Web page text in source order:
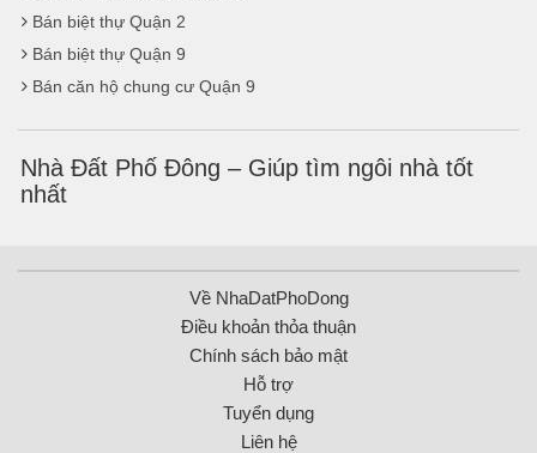
Bán biệt thự Quận 2
Bán biệt thự Quận 9
Bán căn hộ chung cư Quận 9
Nhà Đất Phố Đông – Giúp tìm ngôi nhà tốt
nhất
Về NhaDatPhoDong
Điều khoản thỏa thuận
Chính sách bảo mật
Hỗ trợ
Tuyển dụng
Liên hệ